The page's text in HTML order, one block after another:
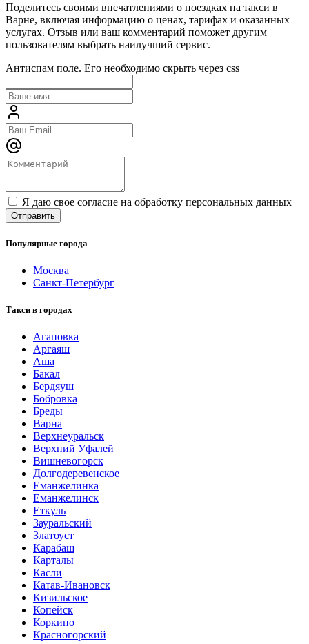
Поделитесь своими впечатлениями о поездках на такси в
Варне, включая информацию о ценах, тарифах и оказанных
услугах. Отзыв или ваш комментарий поможет другим
пользователям выбрать наилучший сервис.
Антиспам поле. Его необходимо скрыть через css
Я даю свое согласие на обработку персональных данных
Популярные города
Москва
Санкт-Петербург
Такси в городах
Агаповка
Аргаяш
Аша
Бакал
Бердяуш
Бобровка
Бреды
Варна
Верхнеуральск
Верхний Уфалей
Вишневогорск
Долгодеревенское
Еманжелинка
Еманжелинск
Еткуль
Зауральский
Златоуст
Карабаш
Карталы
Касли
Катав-Ивановск
Кизильское
Копейск
Коркино
Красногорский